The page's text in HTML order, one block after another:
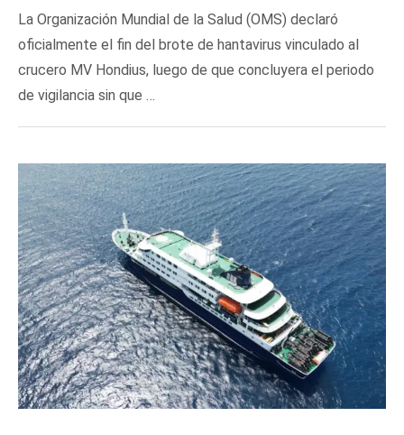
La Organización Mundial de la Salud (OMS) declaró
oficialmente el fin del brote de hantavirus vinculado al
crucero MV Hondius, luego de que concluyera el periodo
de vigilancia sin que …